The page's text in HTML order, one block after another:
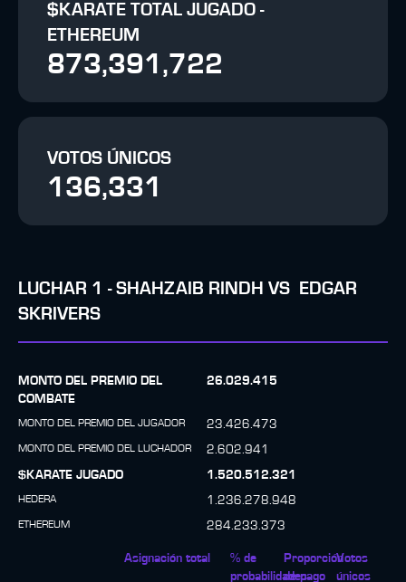
$KARATE TOTAL JUGADO -
ETHEREUM
873,391,722
VOTOS ÚNICOS
136,331
LUCHAR 1 - SHAHZAIB RINDH VS
EDGAR
SKRIVERS
MONTO DEL PREMIO DEL
COMBATE
26.029.415
MONTO DEL PREMIO DEL JUGADOR 23.426.473
MONTO DEL PREMIO DEL LUCHADOR
2.602.941
$KARATE JUGADO
1.520.512.321
HEDERA 1.236.278.948
ETHEREUM 284.233.373
Asignación total
% de
probabilidades
Proporción
de pago
Votos
únicos